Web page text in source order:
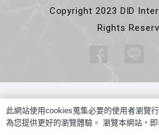
Copyright 2023 DID
Rights
此網站使用cookies蒐集必要的使用者瀏覽
為您提供更好的瀏覽體驗。 瀏覽本網站，